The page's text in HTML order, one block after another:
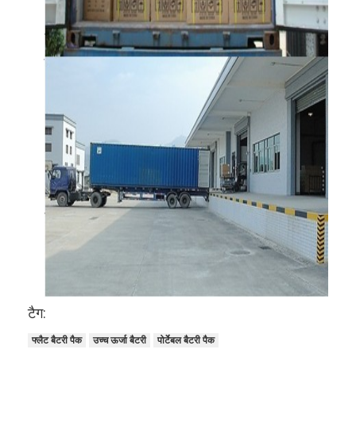
प्राथमिक लिथियम बैटरी
हाइब्रिड कार बैटरी
टैग:
फ्लैट बैटरी पैक उच्च ऊर्जा बैटरी पोर्टेबल बैटरी पैक